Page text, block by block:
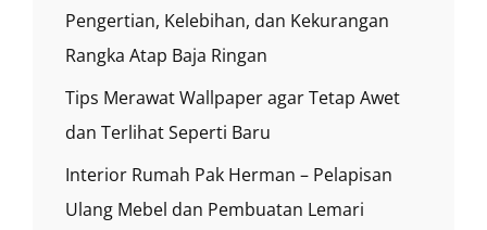
Pengertian, Kelebihan, dan Kekurangan
Rangka Atap Baja Ringan
Tips Merawat Wallpaper agar Tetap Awet
dan Terlihat Seperti Baru
Interior Rumah Pak Herman – Pelapisan
Ulang Mebel dan Pembuatan Lemari